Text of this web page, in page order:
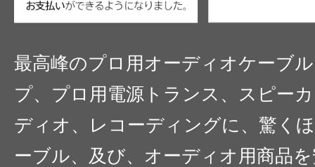
最高峰のプロ用オーディオケーブ
プ、プロ用電源トランス、スピー
ディオ、レコーディングに、驚く
ーブル、及び、オーディオ用商品